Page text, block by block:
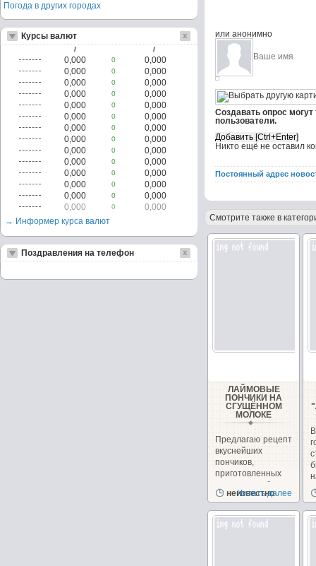
или анонимно
Создавать опрос
пользователи.
Никто ещё не оставил
Постоянный адрес
Смотрите также в
ЛАЙМОВЫЕ
ПОНЧИКИ НА
СГУЩЁННОМ
МОЛОКЕ
Предлагаю рецепт
вкуснейших
пончиков,
приготовленных
на сгущённом
молоке с
неизвестно
Читать далее
Погода в других городах
Курсы валют
/ /
0,000 0
0,000
0,000
0
0,000
0,000
0
0,000
0,000
0
0,000
0,000
0
0,000
0,000
0
0,000
0,000
0
0,000
0,000
0
0,000
0,000
0
0,000
0,000
0
0,000
0,000
0
0,000
0,000
0
0,000
0,000
0
0,000
0,000
0
0,000
→ Информер курса валют
Поздравления на телефон